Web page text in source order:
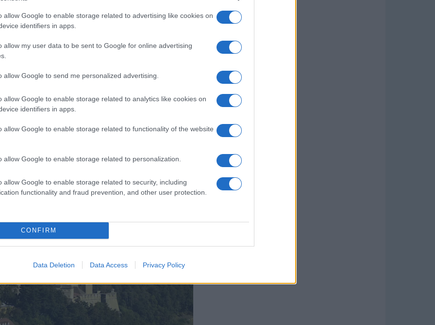
allow Google to enable storage related to advertising like cookies on
identifiers in apps.
allow my user data to be sent to Google for online advertising
allow Google to send me personalized advertising.
allow Google to enable storage related to analytics like cookies on
identifiers in apps.
allow Google to enable storage related to functionality of the website
allow Google to enable storage related to personalization.
allow Google to enable storage related to security, including
functionality and fraud prevention, and other user protection.
CONFIRM
Data Deletion Data Access Privacy Policy
país. Una cuarta parte de la población
grandes ciudades importantes son Graz y
tanto en verano como en invierno; ya que
ambos. Mientras que el primero se
es perfecto para el esquí y los